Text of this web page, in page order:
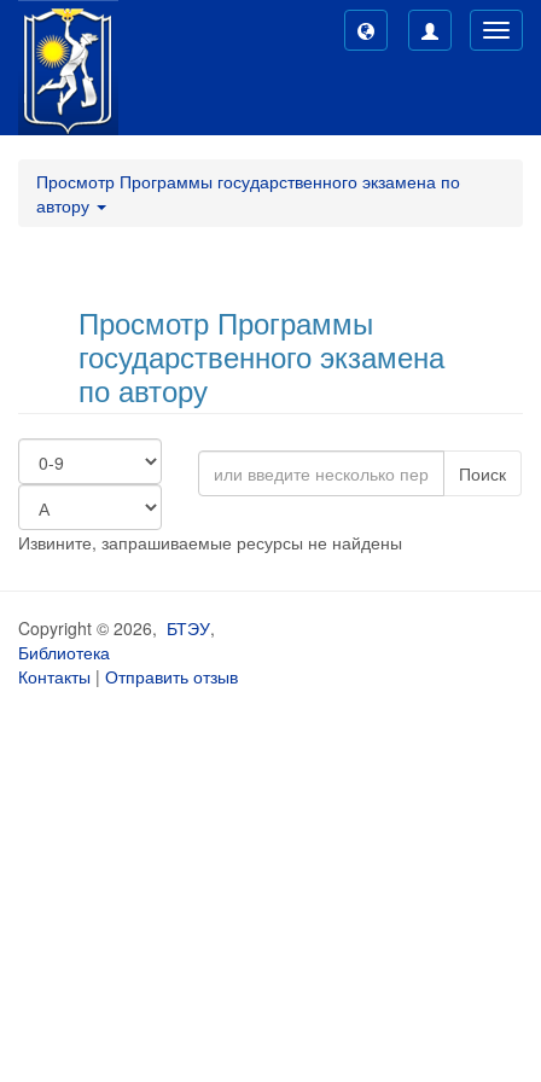
Просмотр Программы государственного экзамена по
автору
Просмотр Программы
государственного экзамена
по автору
Поиск
Извините, запрашиваемые ресурсы не найдены
Copyright © 2026, БТЭУ,
Библиотека
Контакты | Отправить отзыв